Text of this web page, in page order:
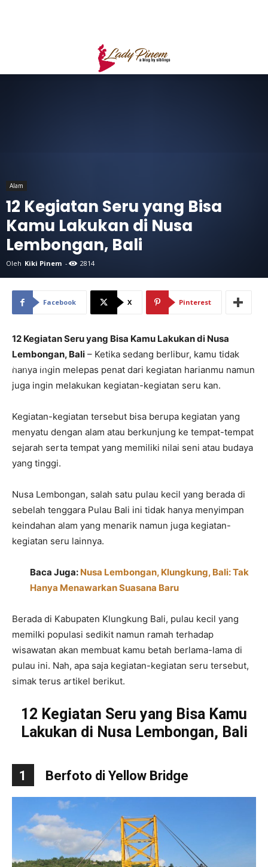
Home Alam
Alam
12 Kegiatan Seru yang Bisa
Kamu Lakukan di Nusa
Lembongan, Bali
Oleh Kiki Pinem - 2814
Facebook X Pinterest
12 Kegiatan Seru yang Bisa Kamu Lakukan di Nusa
Lembongan, Bali – Ketika sedang berlibur, kamu tidak
hanya ingin melepas penat dari kegiatan harianmu namun
juga ingin melakukan kegiatan-kegiatan seru kan.
Kegiatan-kegiatan tersebut bisa berupa kegiatan yang
menyatu dengan alam atau berkunjung ke tempat-tempat
sejarah serta tempat yang memiliki nilai seni atau budaya
yang tinggi.
Nusa Lembongan, salah satu pulau kecil yang berada di
sebelah tenggara Pulau Bali ini tidak hanya menyimpan
keindahan alam yang menarik namun juga kegiatan-
kegiatan seru lainnya.
Baca Juga: Nusa Lembongan, Klungkung, Bali: Tak
Hanya Menawarkan Suasana Baru
Berada di Kabupaten Klungkung Bali, pulau kecil yang
memilki populasi sedikit namun ramah terhadap
wisawatan akan membuat kamu betah berlama-lama di
pulau ini. Nah, apa saja kegiatan-kegiatan seru tersebut,
simak terus artikel berikut.
12 Kegiatan Seru yang Bisa Kamu
Lakukan di Nusa Lembongan, Bali
1 Berfoto di Yellow Bridge